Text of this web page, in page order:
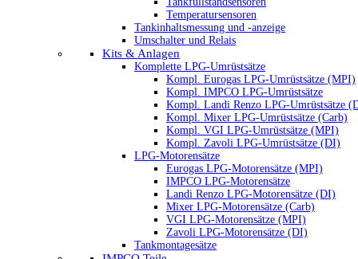
Temperatursensoren
Tankinhaltsmessung und -anzeige
Umschalter und Relais
Kits & Anlagen
Komplette LPG-Umrüstsätze
Kompl. Eurogas LPG-Umrüstsätze (MPI)
Kompl. IMPCO LPG-Umrüstsätze
Kompl. Landi Renzo LPG-Umrüstsätze
Kompl. Mixer LPG-Umrüstsätze (Carb)
Kompl. VGI LPG-Umrüstsätze (MPI)
Kompl. Zavoli LPG-Umrüstsätze (DI)
LPG-Motorensätze
Eurogas LPG-Motorensätze (MPI)
IMPCO LPG-Motorensätze
Landi Renzo LPG-Motorensätze (DI)
Mixer LPG-Motorensätze (Carb)
VGI LPG-Motorensätze (MPI)
Zavoli LPG-Motorensätze (DI)
Tankmontagesätze